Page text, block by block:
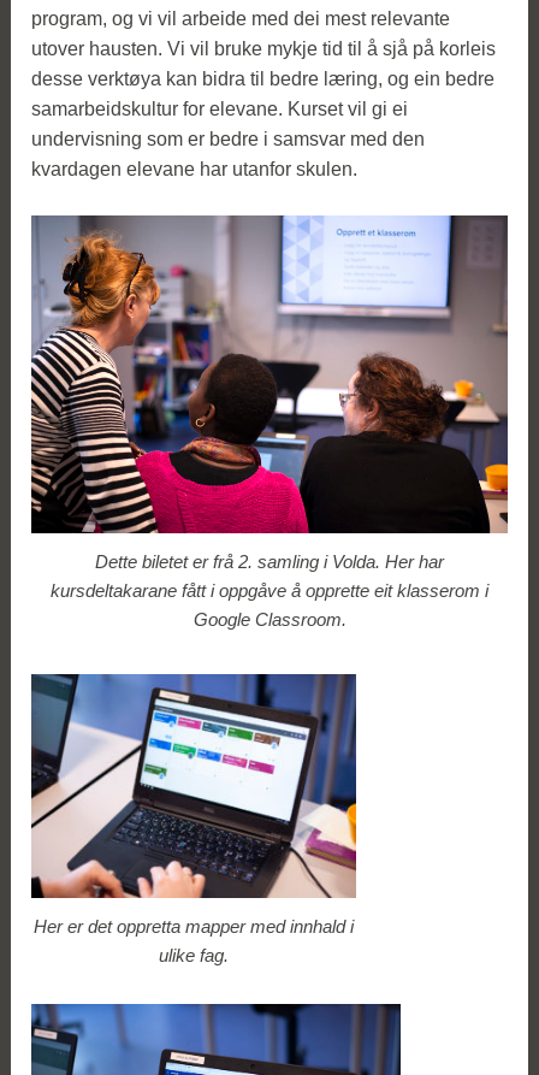
program, og vi vil arbeide med dei mest relevante
utover hausten. Vi vil bruke mykje tid til å sjå på korleis
desse verktøya kan bidra til bedre læring, og ein bedre
samarbeidskultur for elevane. Kurset vil gi ei
undervisning som er bedre i samsvar med den
kvardagen elevane har utanfor skulen.
Dette biletet er frå 2. samling i Volda. Her har
kursdeltakarane fått i oppgåve å opprette eit klasserom i
Google Classroom.
Her er det oppretta mapper med innhald i
ulike fag.